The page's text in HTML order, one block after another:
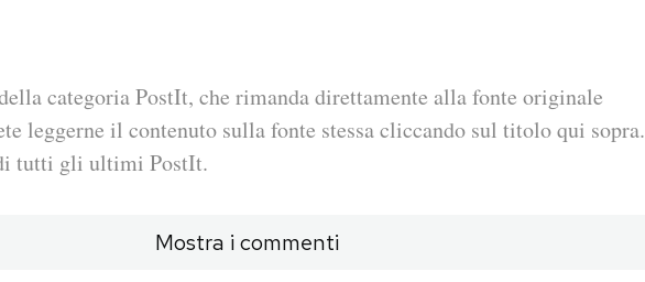
categoria PostIt, che rimanda direttamente alla fonte originale
leggerne il contenuto sulla fonte stessa cliccando sul titolo qui sopra.
tutti gli ultimi PostIt.
Mostra i commenti